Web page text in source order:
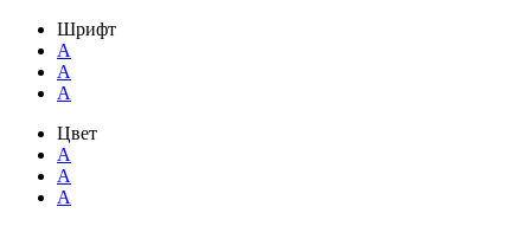
Шрифт
A
A
A
Цвет
A
A
A